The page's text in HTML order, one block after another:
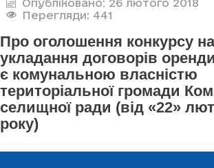
Опубліковано: 26 лютого 2018
Перегляди: 441
Про оголошення конкурсу
укладання договорів
є комунальною власністю
територіальної громади
селищної ради (від «22»
року)